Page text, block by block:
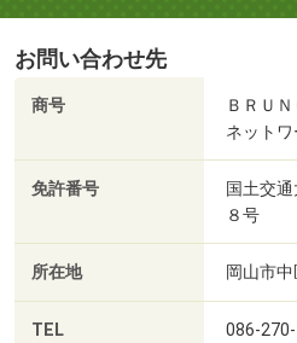
お問い合わせ先
商号
ＢＲＵ
ネット
免許番号
国土交
８号
所在地 岡山市
TEL 086-270-